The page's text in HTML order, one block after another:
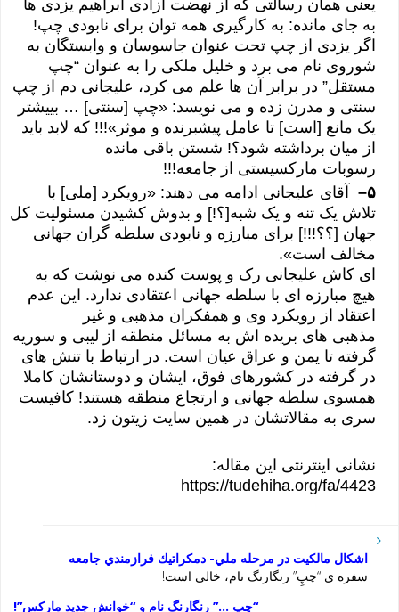
یعنی همان رسالتی که از نهضت آزادی ابراهیم یزدی ها
به جای مانده: به کارگیری همه توان برای نابودی چپ!
اگر یزدی از چپ تحت عنوان جاسوسان و وابستگان به
شوروی نام می برد و خلیل ملکی را به عنوان “چپ
مستقل” در برابر آن ها علم می کرد، علیجانی دم از چپ
سنتی و مدرن زده و می نویسد: «چپ [سنتی] … بییشتر
یک مانع [است] تا عامل پیشبرنده و موثر»!!! که لابد باید
از میان برداشته شود؟! شستن باقی مانده
رسوبات مارکسیستی از جامعه!!!
۵– آقای علیجانی ادامه می دهند: «رویکرد [ملی] با
تلاش یک تنه و یک شبه[؟!] و بدوش کشیدن مسئولیت کل
جهان [؟؟!!!] برای مبارزه و نابودی سلطه گران جهانی
مخالف است».
ای کاش علیجانی رک و پوست کنده می نوشت که به
هیچ مبارزه ای با سلطه جهانی اعتقادی ندارد. این عدم
اعتقاد از رویکرد وی و همفکران مذهبی و غیر
مذهبی های بریده اش به مسائل منطقه از لیبی و سوریه
گرفته تا یمن و عراق عیان است. در ارتباط با تنش های
در گرفته در کشورهای فوق، ایشان و دوستانشان کاملا
همسوی سلطه جهانی و ارتجاع منطقه هستند! کافیست
سری به مقالاتشان در همین سایت زیتون زد.
نشانی اینترنتی این مقاله:
https://tudehiha.org/fa/4423
اشكال مالكيت در مرحله ملي- دمكراتيك فرازمندي جامعه
سفره ي “چپِ” رنگارنگ نام، خالي است!
“چپ …” رنگارنگ نام و “خوانش جديد ماركس”!